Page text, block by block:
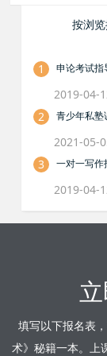
按浏
1 申论考试指
2019-04-
2
青少年私塾
2021-05-
3
一对一写作
2019-04-
填写以下报名表
术》秘籍一本。上